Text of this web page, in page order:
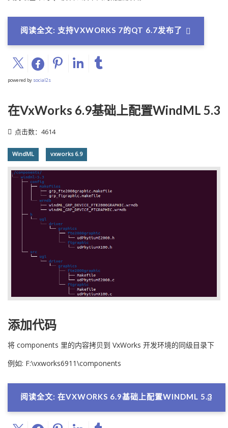
阅读全文: 支持VXWORKS 7的QT 6.7发布了
powered by social2s
在VxWorks 6.9基础上配置WindML 5.3
点击数：4614
WindML vxworks 6.9
添加代码
将 components 里的内容拷贝到 VxWorks 开发环境的同级目录下
例如: F:\vxworks6911\components
阅读全文: 在VXWORKS 6.9基础上配置WINDML 5.3